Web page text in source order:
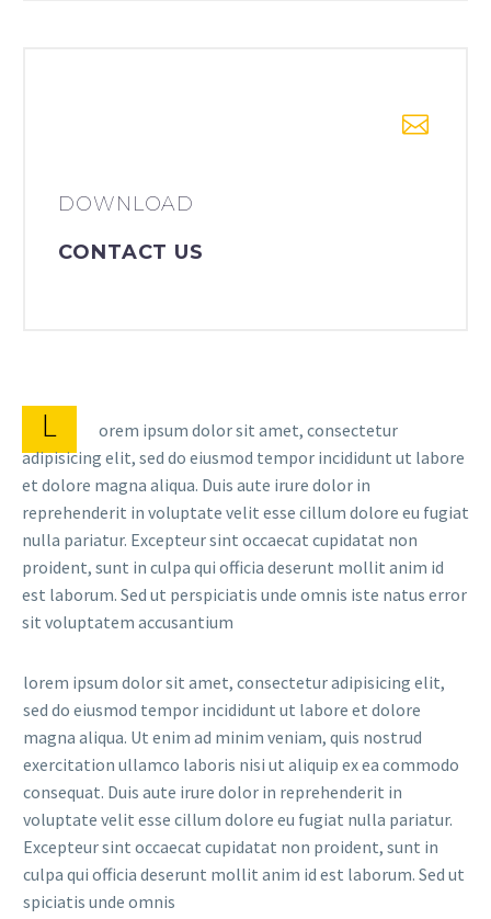
DOWNLOAD
CONTACT US
L
orem ipsum dolor sit amet, consectetur
adipisicing elit, sed do eiusmod tempor incididunt ut labore
et dolore magna aliqua. Duis aute irure dolor in
reprehenderit in voluptate velit esse cillum dolore eu fugiat
nulla pariatur. Excepteur sint occaecat cupidatat non
proident, sunt in culpa qui officia deserunt mollit anim id
est laborum. Sed ut perspiciatis unde omnis iste natus error
sit voluptatem accusantium
lorem ipsum dolor sit amet, consectetur adipisicing elit,
sed do eiusmod tempor incididunt ut labore et dolore
magna aliqua. Ut enim ad minim veniam, quis nostrud
exercitation ullamco laboris nisi ut aliquip ex ea commodo
consequat. Duis aute irure dolor in reprehenderit in
voluptate velit esse cillum dolore eu fugiat nulla pariatur.
Excepteur sint occaecat cupidatat non proident, sunt in
culpa qui officia deserunt mollit anim id est laborum. Sed ut
spiciatis unde omnis